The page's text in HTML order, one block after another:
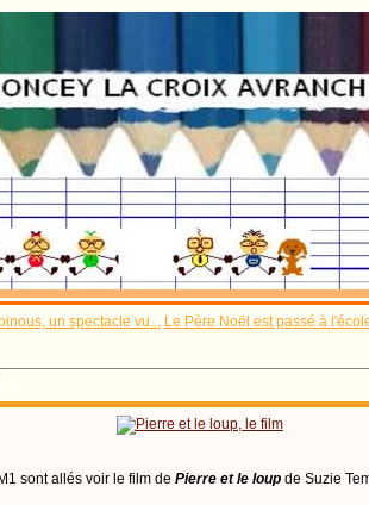
un spectacle vu... Le Père Noël est passé à
sont allés voir le film dePierre et le loup de Suzie